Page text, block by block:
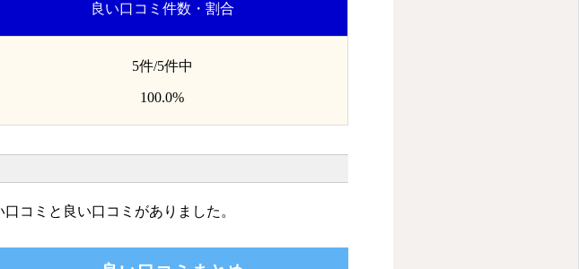
良い口コミ件数・割合
5件/5件中
100.0%
コミと良い口コミがありました。